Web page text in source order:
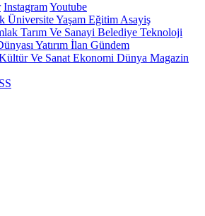
InstagramYoutube
ÜniversiteYaşam Eğitim Asayiş
Tarım Ve Sanayi Belediye Teknoloji
Yatırım İlan Gündem
Ve Sanat Ekonomi Dünya Magazin